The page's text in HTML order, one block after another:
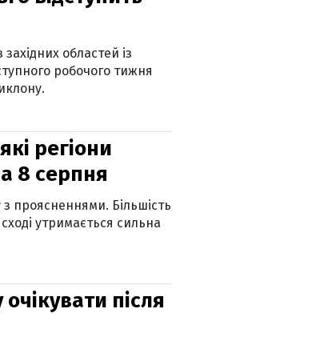
областей із
робочого тижня
регіони
8 серпня
проясненнями. Більшість
утримається сильна
після